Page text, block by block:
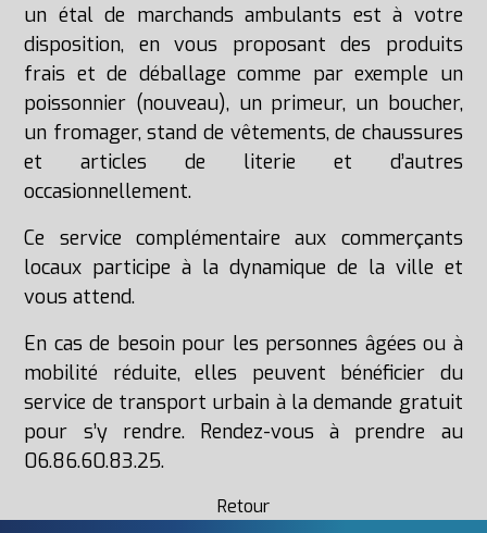
un étal de marchands ambulants est à votre
disposition, en vous proposant des produits
frais et de déballage comme par exemple un
poissonnier (nouveau), un primeur, un boucher,
un fromager, stand de vêtements, de chaussures
et articles de literie et d’autres
occasionnellement.
Ce service complémentaire aux commerçants
locaux participe à la dynamique de la ville et
vous attend.
En cas de besoin pour les personnes âgées ou à
mobilité réduite, elles peuvent bénéficier du
service de transport urbain à la demande gratuit
pour s’y rendre. Rendez-vous à prendre au
06.86.60.83.25.
Retour